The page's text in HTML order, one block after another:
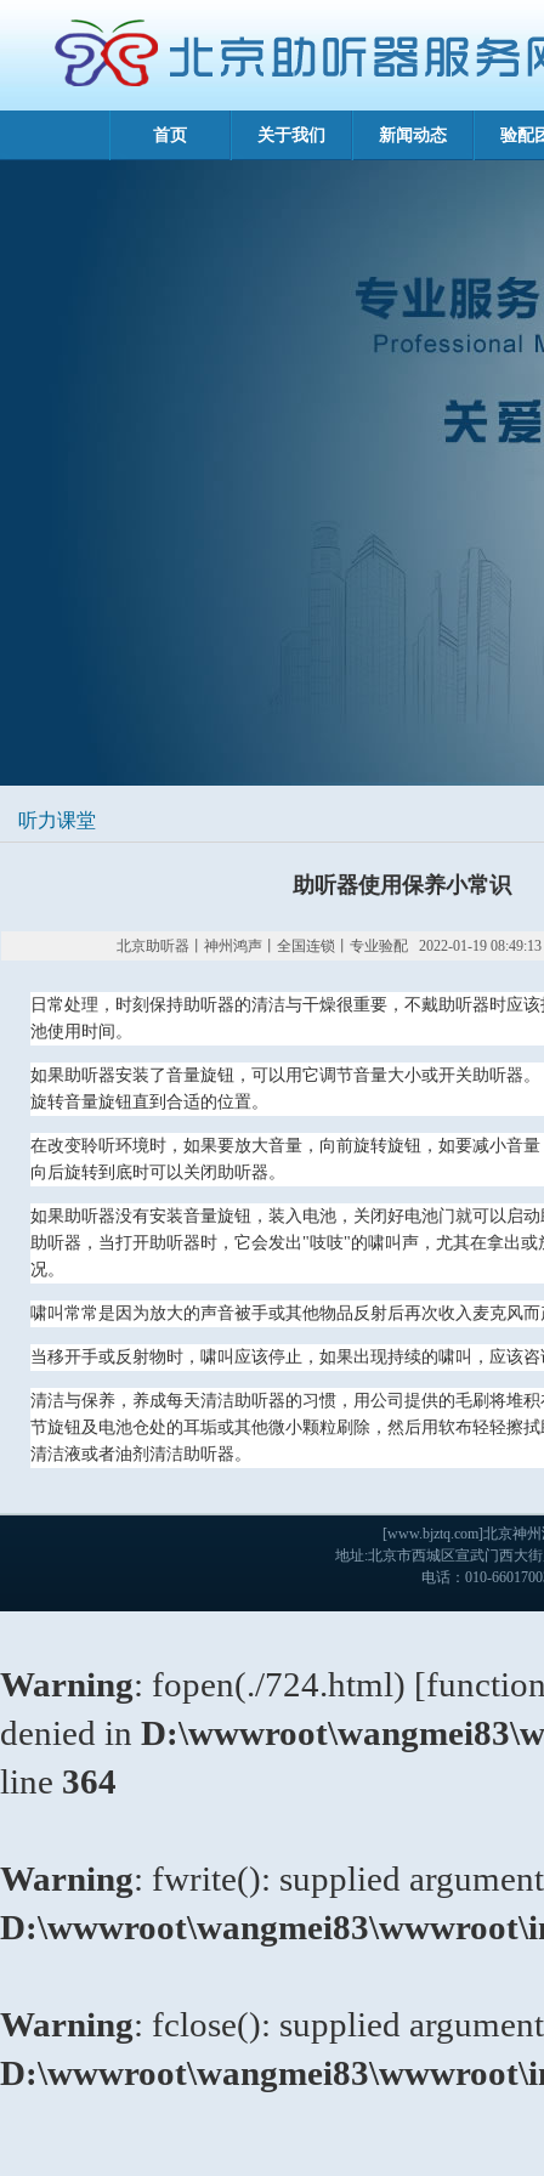
首页 关于我们 新闻动态 验配
听力课堂
助听器使用保养小常识
北京助听器丨神州鸿声丨全国连锁丨专业验配 2022-01-19
日常处理，时刻保持助听器的清洁与干燥很重要，不戴助听器时应
池使用时间。
如果助听器安装了音量旋钮，可以用它调节音量大小或开关助听器
旋转音量旋钮直到合适的位置。
在改变聆听环境时，如果要放大音量，向前旋转旋钮，如要减小音
向后旋转到底时可以关闭助听器。
如果助听器没有安装音量旋钮，装入电池，关闭好电池门就可以启
助听器，当打开助听器时，它会发出"吱吱"的啸叫声，尤其在拿出
况。
啸叫常常是因为放大的声音被手或其他物品反射后再次收入麦克风
当移开手或反射物时，啸叫应该停止，如果出现持续的啸叫，应该
清洁与保养，养成每天清洁助听器的习惯，用公司提供的毛刷将堆
节旋钮及电池仓处的耳垢或其他微小颗粒刷除，然后用软布轻轻擦
清洁液或者油剂清洁助听器。
[www.bjztq.com]北京神
地址:北京市西城区宣武门西大
电话：010-
Warning: fopen(./724.html) [
denied in
line 364
Warning: fwrite(): supplied
Warning: fclose(): supplied